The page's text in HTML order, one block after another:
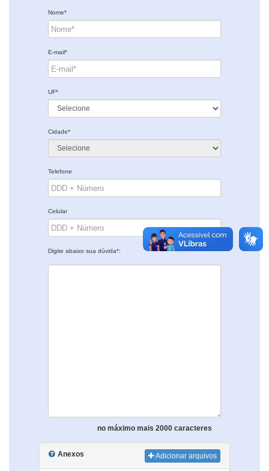
Nome*
E-mail*
UF*
Cidade*
Telefone
Celular
Digite abaixo sua dúvida*:
no máximo mais 2000 caracteres
Anexos Adicionar arquivos